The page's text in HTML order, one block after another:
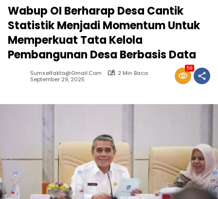
Wabup OI Berharap Desa Cantik
Statistik Menjadi Momentum Untuk
Memperkuat Tata Kelola
Pembangunan Desa Berbasis Data
Sumselfakta@gmail.com
2 Min Baca
September 29, 2025
59